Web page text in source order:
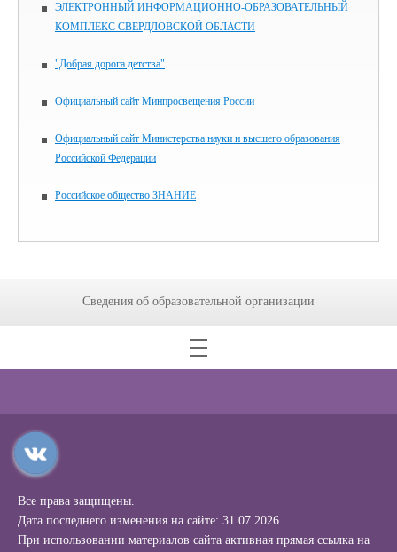
ЭЛЕКТРОННЫЙ ИНФОРМАЦИОННО-ОБРАЗОВАТЕЛЬНЫЙ
КОМПЛЕКС СВЕРДЛОВСКОЙ ОБЛАСТИ
"Добрая дорога детства"
Официальный сайт Минпросвещения России
Официальный сайт Министерства науки и высшего образования
Российской Федерации
Российское общество ЗНАНИЕ
Сведения об образовательной организации
Все права защищены.
Дата последнего изменения на сайте: 31.07.2026
При использовании материалов сайта активная прямая ссылка на